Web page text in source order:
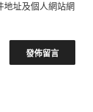
地址及個人網站網